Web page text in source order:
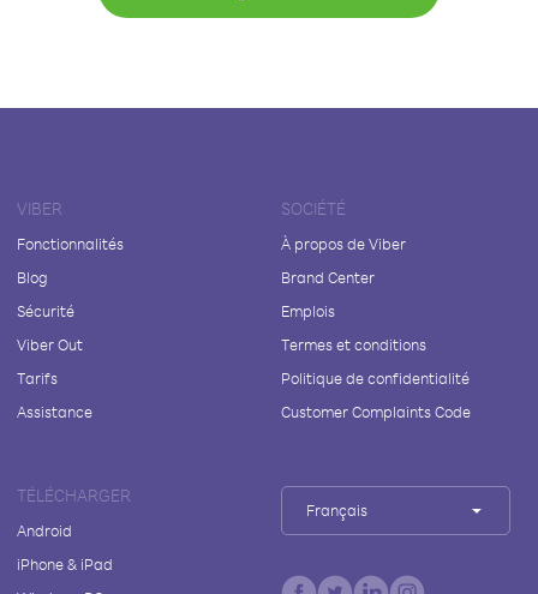
VIBER
Fonctionnalités
Blog
Sécurité
Viber Out
Tarifs
Assistance
SOCIÉTÉ
À propos de Viber
Brand Center
Emplois
Termes et conditions
Politique de confidentialité
Customer Complaints Code
TÉLÉCHARGER
Android
iPhone & iPad
Français